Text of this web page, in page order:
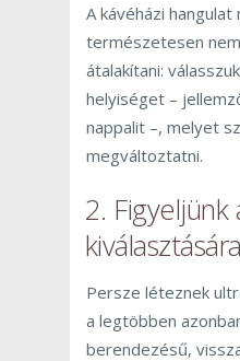
A kávéházi
természetesen
átalakítani:
helyiséget –
nappalit –, melyet
megváltoztatni.
2.
kiválasztására
Persze léteznek
a legtöbben
berendezésű,